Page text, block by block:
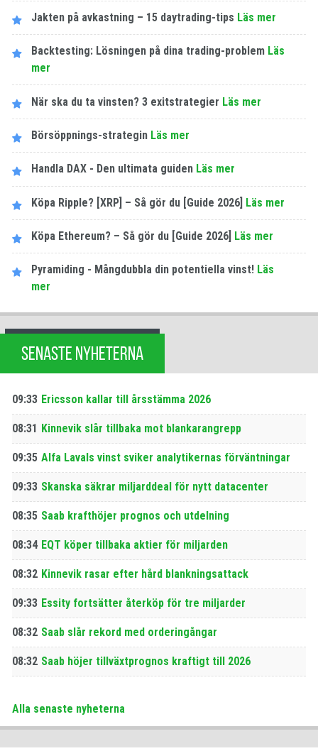
Jakten på avkastning – 15 daytrading-tips Läs mer
Backtesting: Lösningen på dina trading-problem Läs
mer
När ska du ta vinsten? 3 exitstrategier Läs mer
Börsöppnings-strategin Läs mer
Handla DAX - Den ultimata guiden Läs mer
Köpa Ripple? [XRP] – Så gör du [Guide 2026] Läs mer
Köpa Ethereum? – Så gör du [Guide 2026] Läs mer
Pyramiding - Mångdubbla din potentiella vinst! Läs
mer
SENASTE NYHETERNA
09:33 Ericsson kallar till årsstämma 2026
08:31 Kinnevik slår tillbaka mot blankarangrepp
09:35 Alfa Lavals vinst sviker analytikernas förväntningar
09:33 Skanska säkrar miljarddeal för nytt datacenter
08:35 Saab krafthöjer prognos och utdelning
08:34 EQT köper tillbaka aktier för miljarden
08:32 Kinnevik rasar efter hård blankningsattack
09:33 Essity fortsätter återköp för tre miljarder
08:32 Saab slår rekord med orderingångar
08:32 Saab höjer tillväxtprognos kraftigt till 2026
Alla senaste nyheterna